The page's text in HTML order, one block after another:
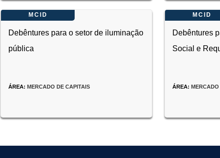
MCID
Debêntures para o setor de iluminação
pública
ÁREA:MERCADO DE CAPITAIS
MCID
Debêntures
Social e
ÁREA: